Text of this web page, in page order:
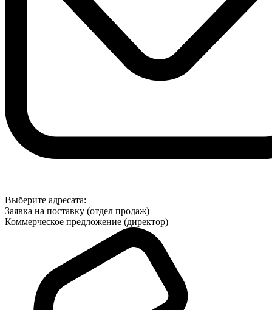
Выберите адресата:
Заявка на поставку (отдел продаж)
Коммерческое предложение (директор)